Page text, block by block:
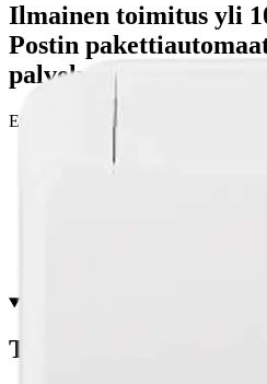
Ilmainen toimitus yli
Postin
palvelupisteeseen!
Etu ei koske Suuri‑lisäpalvelulla
Tuotekuvaus